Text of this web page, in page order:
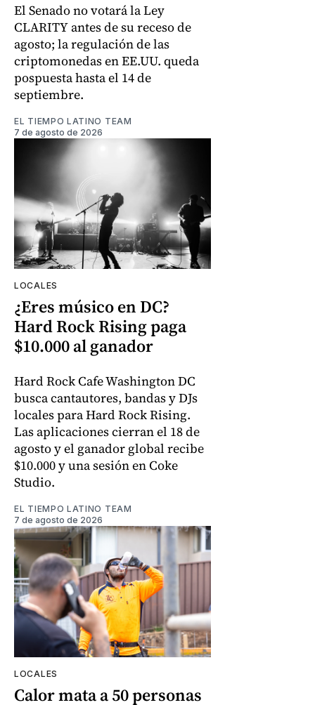
El Senado no votará la Ley
CLARITY antes de su receso de
agosto; la regulación de las
criptomonedas en EE.UU. queda
pospuesta hasta el 14 de
septiembre.
EL TIEMPO LATINO TEAM
7 de agosto de 2026
LOCALES
¿Eres músico en DC?
Hard Rock Rising paga
$10.000 al ganador
Hard Rock Cafe Washington DC
busca cantautores, bandas y DJs
locales para Hard Rock Rising.
Las aplicaciones cierran el 18 de
agosto y el ganador global recibe
$10.000 y una sesión en Coke
Studio.
EL TIEMPO LATINO TEAM
7 de agosto de 2026
LOCALES
Calor mata a 50 personas